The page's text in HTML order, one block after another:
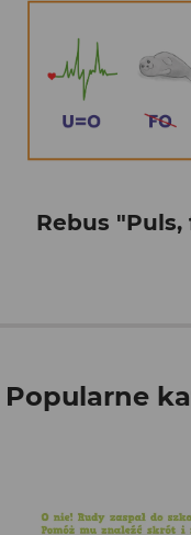
Rebus "Puls,
Popularne